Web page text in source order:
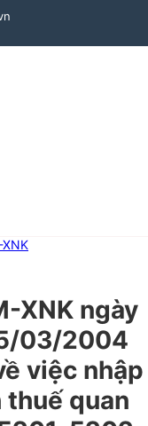
XNK ngày
03/2004
việc nhập
thuế quan